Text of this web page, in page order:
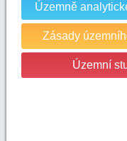
Územně
Zásady
Územní